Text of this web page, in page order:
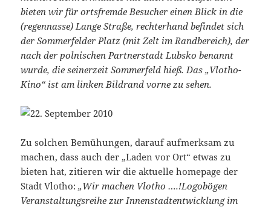
bieten wir für ortsfremde Besucher einen Blick in die
(regennasse) Lange Straße, rechterhand befindet sich
der Sommerfelder Platz (mit Zelt im Randbereich), der
nach der polnischen Partnerstadt Lubsko benannt
wurde, die seinerzeit Sommerfeld hieß. Das „Vlotho-
Kino“ ist am linken Bildrand vorne zu sehen.
Zu solchen Bemühungen, darauf aufmerksam zu
machen, dass auch der „Laden vor Ort“ etwas zu
bieten hat, zitieren wir die aktuelle homepage der
Stadt Vlotho:„Wir machen Vlotho ….!Logobögen
Veranstaltungsreihe zur Innenstadtentwicklung im